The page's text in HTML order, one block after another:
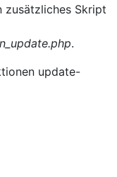
zusätzliches Skript
.
update-